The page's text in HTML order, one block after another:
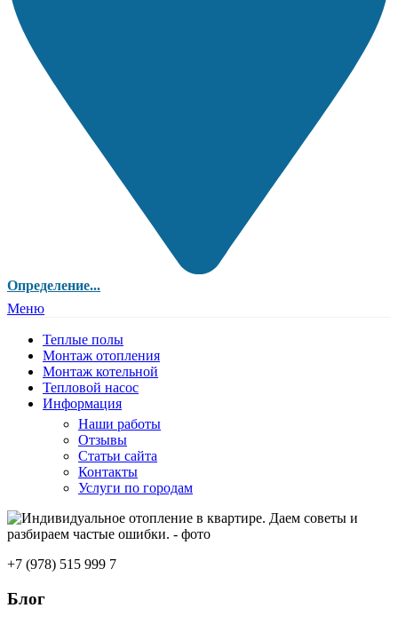
Определение...
Меню
Теплые полы
Монтаж отопления
Монтаж котельной
Тепловой насос
Информация
Наши работы
Отзывы
Статьи сайта
Контакты
Услуги по городам
+7 (978) 515 999 7
Блог